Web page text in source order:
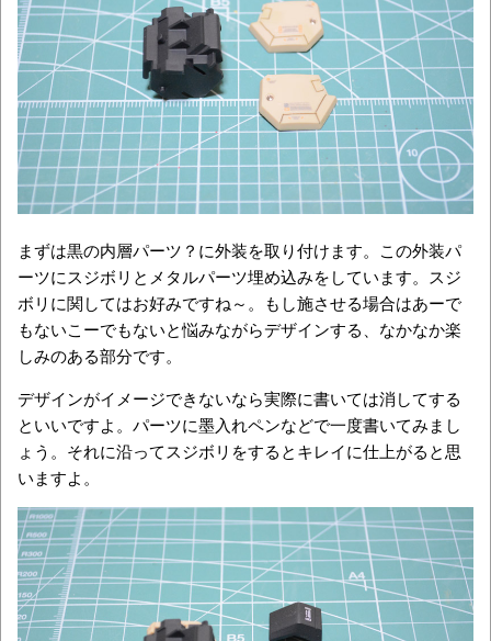
まずは黒の内層パーツ？に外装を取り付けます。この外装パ
ーツにスジボリとメタルパーツ埋め込みをしています。スジ
ボリに関してはお好みですね～。もし施させる場合はあーで
もないこーでもないと悩みながらデザインする、なかなか楽
しみのある部分です。
デザインがイメージできないなら実際に書いては消してする
といいですよ。パーツに墨入れペンなどで一度書いてみまし
ょう。それに沿ってスジボリをするとキレイに仕上がると思
いますよ。